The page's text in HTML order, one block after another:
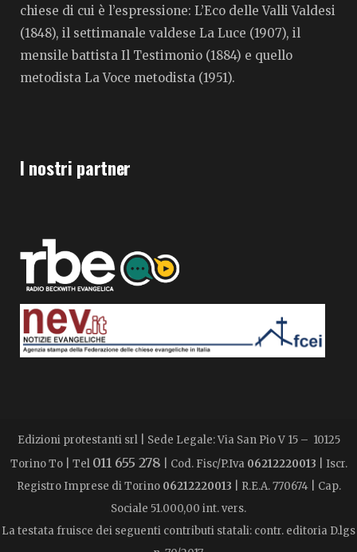
chiese di cui è l’espressione: L’Eco delle Valli Valdesi
(1848), il settimanale valdese La Luce (1907), il
mensile battista Il Testimonio (1884) e quello
metodista La Voce metodista (1951).
I nostri partner
Edizioni protestanti srl | Sede Legale: Via San Pio V 15 – 10125
Torino To | Tel 011 655 278 | Cod. Fisc/P.Iva 06212220013 | Iscr.
Registro Imprese di Torino 06212220013 | R.E.A. 770674 | Cap.
Sociale 51.000,00 int. vers.
La testata fruisce dei seguenti contributi statali: contr. editoria D.lgs